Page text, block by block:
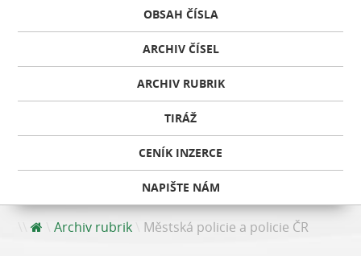
OBSAH ČÍSLA
ARCHIV ČÍSEL
ARCHIV RUBRIK
TIRÁŽ
CENÍK INZERCE
NAPIŠTE NÁM
Archiv rubrik Městská policie a policie ČR